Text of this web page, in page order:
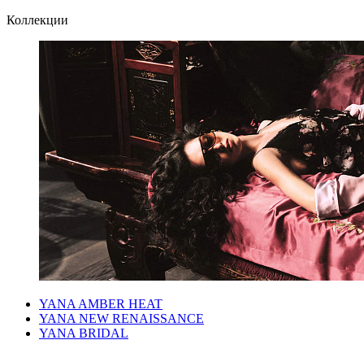
Коллекции
YANA AMBER HEAT
YANA NEW RENAISSANCE
YANA BRIDAL